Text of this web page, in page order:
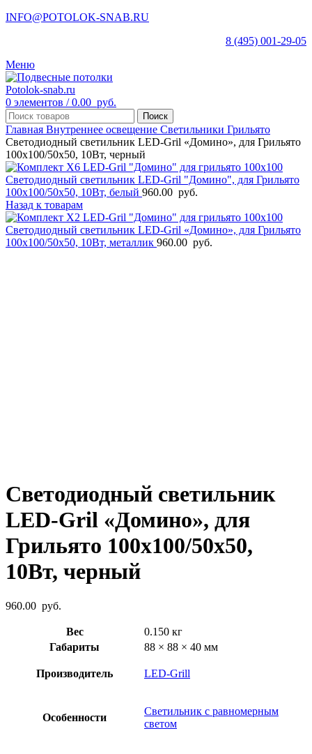
INFO@POTOLOK-SNAB.RU
8 (495) 001-29-05
Меню
0 элементов / 0.00 руб.
Поиск
Главная Внутреннее освещение Светильники Грильято
Светодиодный светильник LED-Gril «Домино», для Грильято
100х100/50х50, 10Вт, черный
Светодиодный светильник LED-Gril "Домино", для Грильято
100х100/50х50, 10Вт, белый 960.00 руб.
Назад к товарам
Светодиодный светильник LED-Gril «Домино», для Грильято
100х100/50х50, 10Вт, металлик 960.00 руб.
Светодиодный светильник
LED-Gril «Домино», для
Грильято 100х100/50х50,
10Вт, черный
960.00 руб.
Вес
0.150 кг
Габариты
88 × 88 × 40 мм
Производитель LED-Grill
Особенности
Светильник с равномерным
светом